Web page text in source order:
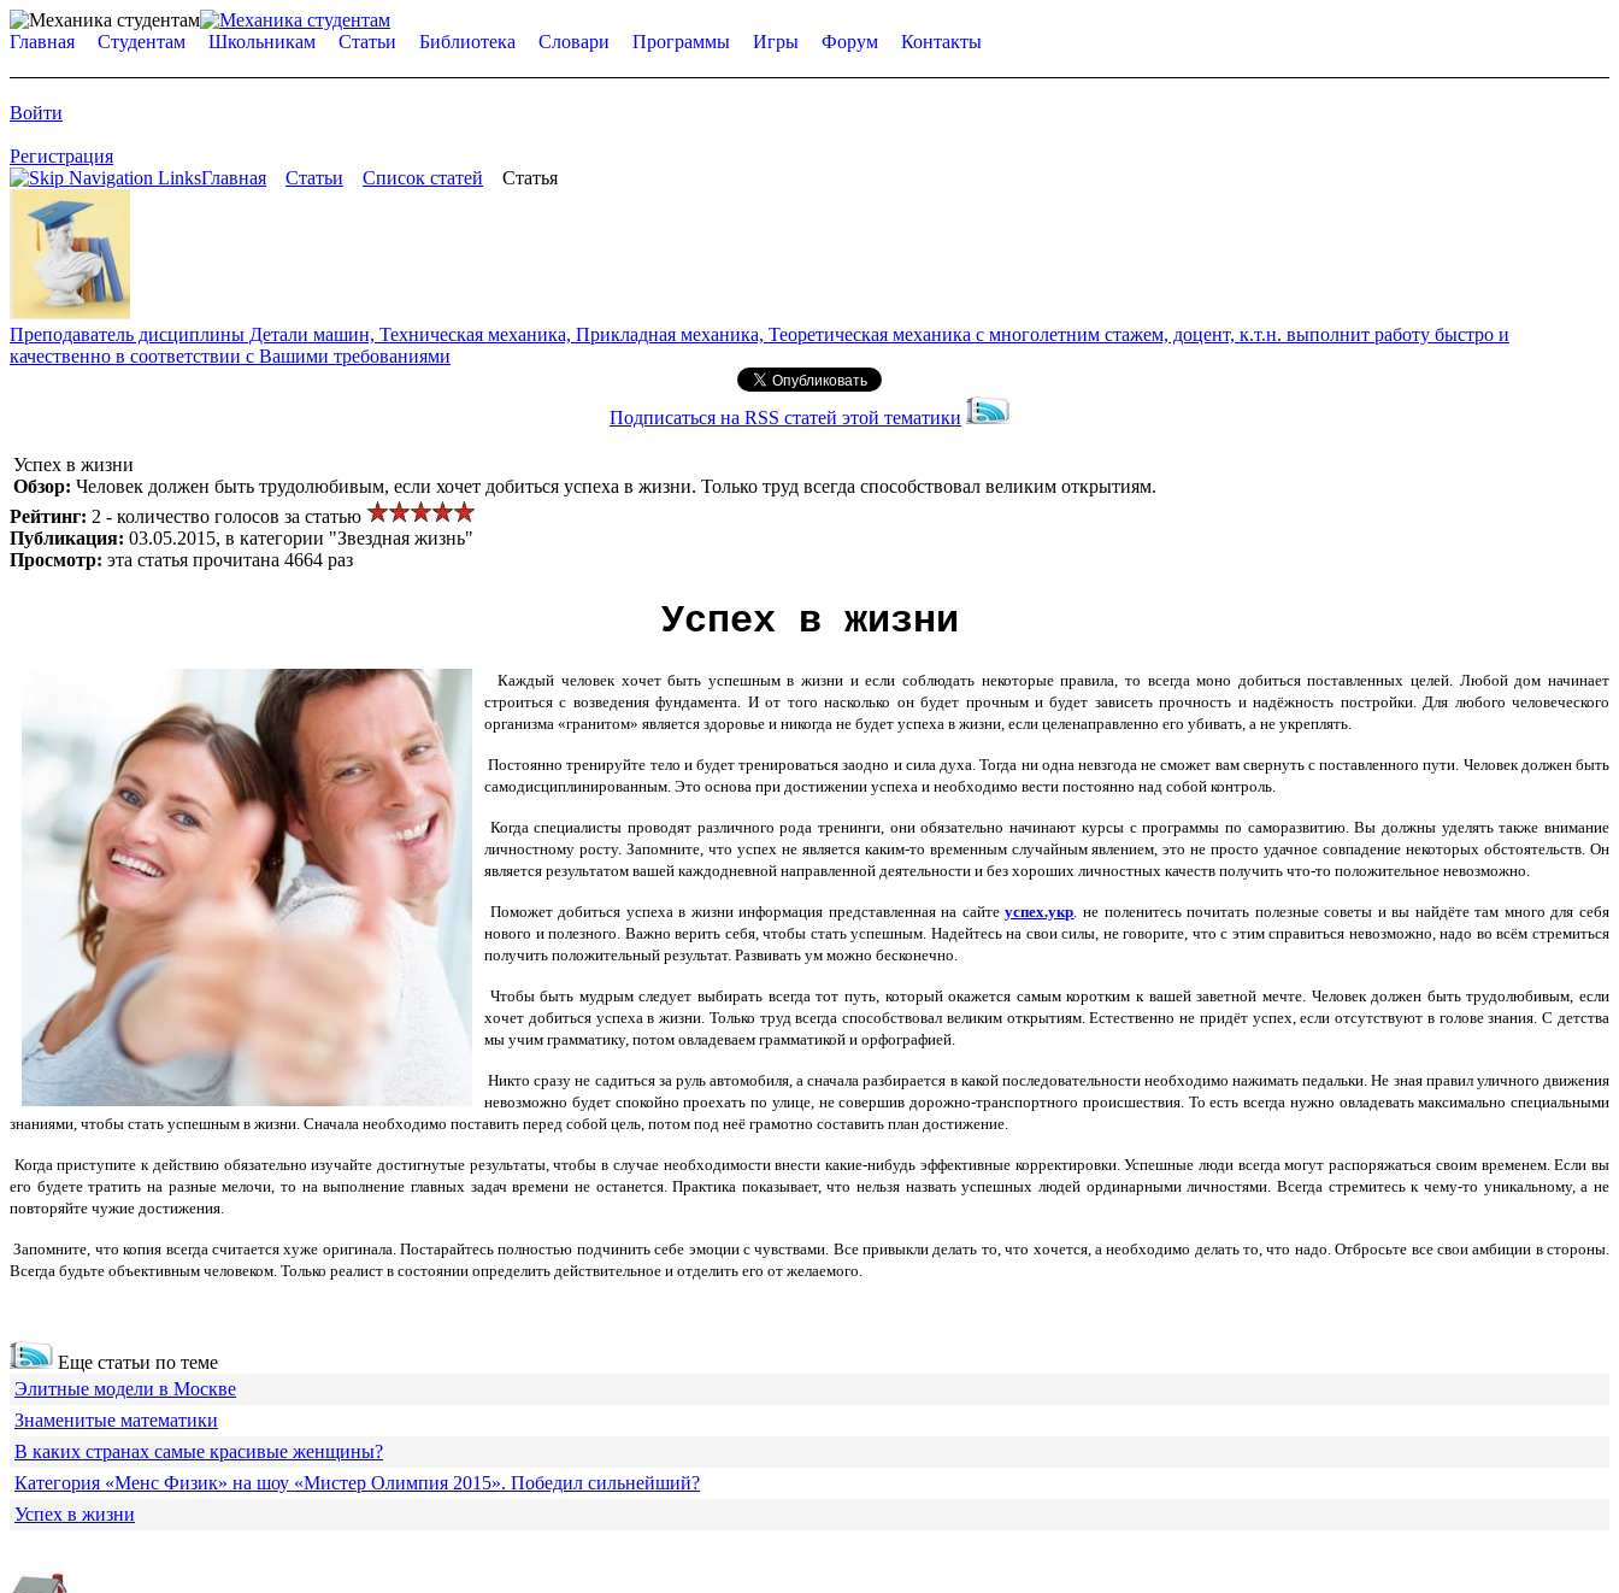
Главная Студентам Школьникам Статьи Библиотека Словари Программы Игры Форум Контакты
Войти
Регистрация
Главная
Статьи Список статей Статья
Преподаватель дисциплины Детали машин, Техническая механика, Прикладная механика, Теоретическая механика с многолетним стажем, доцент, к.т.н. выполнит работу быстро и
качественно в соответствии с Вашими требованиями
Подписаться на RSS статей этой тематики
Успех в жизни
Обзор: Человек должен быть трудолюбивым, если хочет добиться успеха в жизни. Только труд всегда способствовал великим открытиям.
Рейтинг: 2 - количество голосов за статью
Публикация: 03.05.2015, в категории "Звездная жизнь"
Просмотр: эта статья прочитана 4664 раз
Успех в жизни
Каждый человек хочет быть успешным в жизни и если соблюдать некоторые правила, то всегда моно добиться поставленных целей. Любой дом начинает
строиться с возведения фундамента. И от того насколько он будет прочным и будет зависеть прочность и надёжность постройки. Для любого человеческого
организма «гранитом» является здоровье и никогда не будет успеха в жизни, если целенаправленно его убивать, а не укреплять.
Постоянно тренируйте тело и будет тренироваться заодно и сила духа. Тогда ни одна невзгода не сможет вам свернуть с поставленного пути. Человек должен быть
самодисциплинированным. Это основа при достижении успеха и необходимо вести постоянно над собой контроль.
Когда специалисты проводят различного рода тренинги, они обязательно начинают курсы с программы по саморазвитию. Вы должны уделять также внимание
личностному росту. Запомните, что успех не является каким-то временным случайным явлением, это не просто удачное совпадение некоторых обстоятельств. Он
является результатом вашей каждодневной направленной деятельности и без хороших личностных качеств получить что-то положительное невозможно.
Поможет добиться успеха в жизни информация представленная на сайтеуспех.укр. не поленитесь почитать полезные советы и вы найдёте там много для себя
нового и полезного. Важно верить себя, чтобы стать успешным. Надейтесь на свои силы, не говорите, что с этим справиться невозможно, надо во всём стремиться
получить положительный результат. Развивать ум можно бесконечно.
Чтобы быть мудрым следует выбирать всегда тот путь, который окажется самым коротким к вашей заветной мечте. Человек должен быть трудолюбивым, если
хочет добиться успеха в жизни. Только труд всегда способствовал великим открытиям. Естественно не придёт успех, если отсутствуют в голове знания. С детства
мы учим грамматику, потом овладеваем грамматикой и орфографией.
Никто сразу не садиться за руль автомобиля, а сначала разбирается в какой последовательности необходимо нажимать педальки. Не зная правил уличного движения
невозможно будет спокойно проехать по улице, не совершив дорожно-транспортного происшествия. То есть всегда нужно овладевать максимально специальными
знаниями, чтобы стать успешным в жизни. Сначала необходимо поставить перед собой цель, потом под неё грамотно составить план достижение.
Когда приступите к действию обязательно изучайте достигнутые результаты, чтобы в случае необходимости внести какие-нибудь эффективные корректировки. Успешные люди всегда могут распоряжаться своим временем. Если вы
его будете тратить на разные мелочи, то на выполнение главных задач времени не останется. Практика показывает, что нельзя назвать успешных людей ординарными личностями. Всегда стремитесь к чему-то уникальному, а не
повторяйте чужие достижения.
Запомните, что копия всегда считается хуже оригинала. Постарайтесь полностью подчинить себе эмоции с чувствами. Все привыкли делать то, что хочется, а необходимо делать то, что надо. Отбросьте все свои амбиции в стороны.
Всегда будьте объективным человеком. Только реалист в состоянии определить действительное и отделить его от желаемого.
Еще статьи по теме
Элитные модели в Москве
Знаменитые математики
В каких странах самые красивые женщины?
Категория «Менс Физик» на шоу «Мистер Олимпия 2015». Победил сильнейший?
Успех в жизни